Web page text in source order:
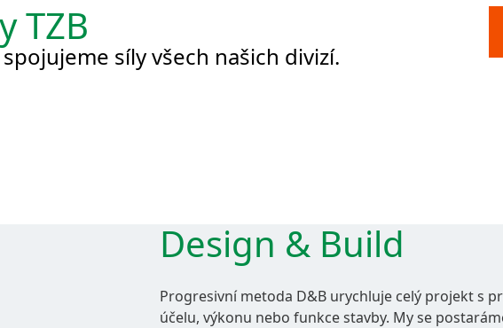
TZB
síly všech našich divizí.
Design & Build
Progresivní metoda D&B urychluje celý projekt s
účelu, výkonu nebo funkce stavby. My se